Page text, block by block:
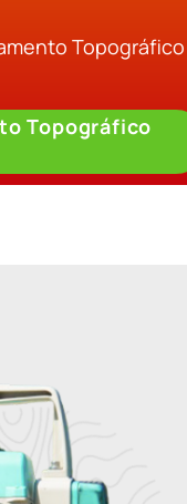
Topográfico
Topográfico